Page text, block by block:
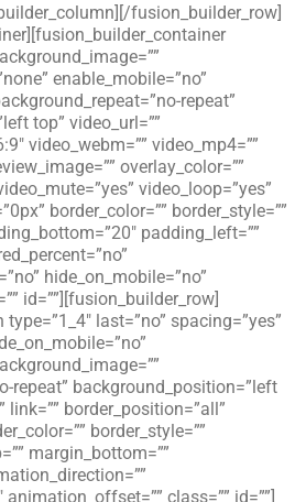
fusion_builder_row]
enable_mobile=”no”
repeat”
top” video_url=””
video_webm=”” video_mp4=””
overlay_color=””
video_loop=”yes”
border_color=”” border_style=””
padding_left=””
hide_on_mobile=”no”
id=””][fusion_builder_row]
last=”no” spacing=”yes”
repeat” background_position=”left
link=”” border_position=”all”
border_style=””
margin_bottom=””
class=”” id=””]